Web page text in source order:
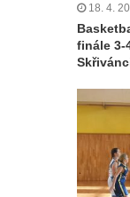
18. 4.
finále 3-